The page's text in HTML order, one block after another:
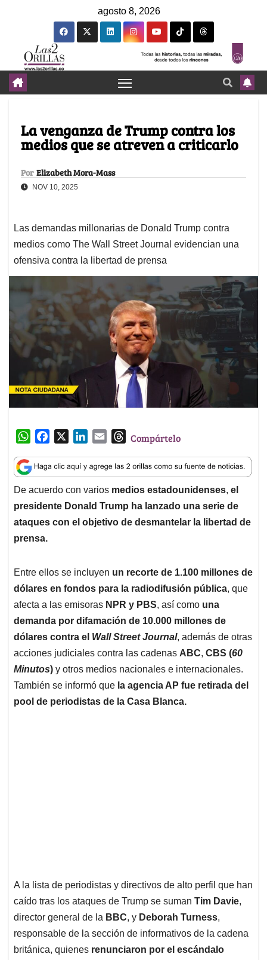
agosto 8, 2026
La venganza de Trump contra los
medios que se atreven a criticarlo
Por Elizabeth Mora-Mass
NOV 10, 2025
Las demandas millonarias de Donald Trump contra
medios como The Wall Street Journal evidencian una
ofensiva contra la libertad de prensa
W
a
t
s
A
p
p
c
e
b
o
o
n
k
e
d
I
a
i
l
T
r
e
a
d
s
Compártelo
De acuerdo con varios medios estadounidenses, el
presidente Donald Trump ha lanzado una serie de
ataques con el objetivo de desmantelar la libertad de
prensa.
Entre ellos se incluyen un recorte de 1.100 millones de
dólares en fondos para la radiodifusión pública, que
afecta a las emisoras NPR y PBS, así como una
demanda por difamación de 10.000 millones de
dólares contra el Wall Street Journal, además de otras
acciones judiciales contra las cadenas ABC, CBS (60
Minutos) y otros medios nacionales e internacionales.
También se informó que la agencia AP fue retirada del
pool de periodistas de la Casa Blanca.
A la lista de periodistas y directivos de alto perfil que han
caído tras los ataques de Trump se suman Tim Davie,
director general de la BBC, y Deborah Turness,
responsable de la sección de informativos de la cadena
británica, quienes renunciaron por el escándalo